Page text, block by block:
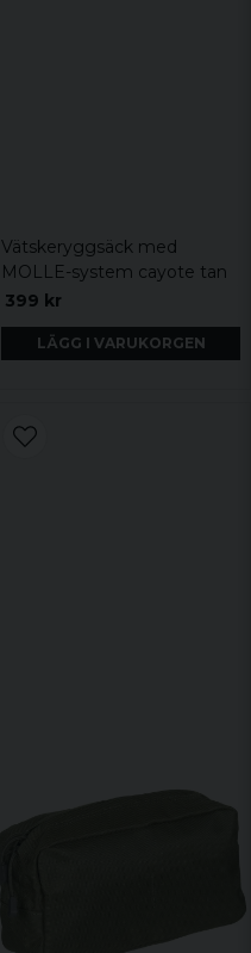
Vätskeryggsäck med
MOLLE-system cayote tan
399 kr
LÄGG I VARUKORGEN